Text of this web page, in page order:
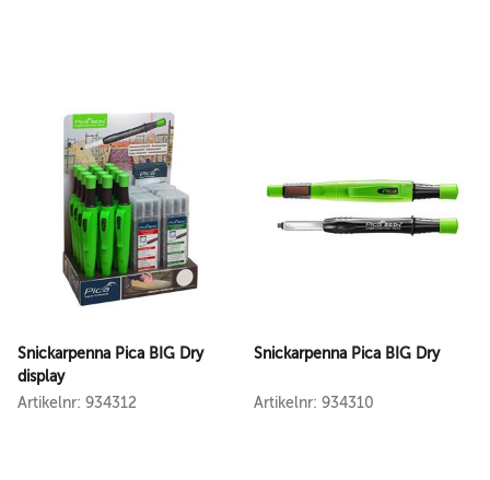
Snickarpenna Pica BIG Dry
display
Artikelnr: 934312
Snickarpenna Pica BIG Dry
Artikelnr: 934310